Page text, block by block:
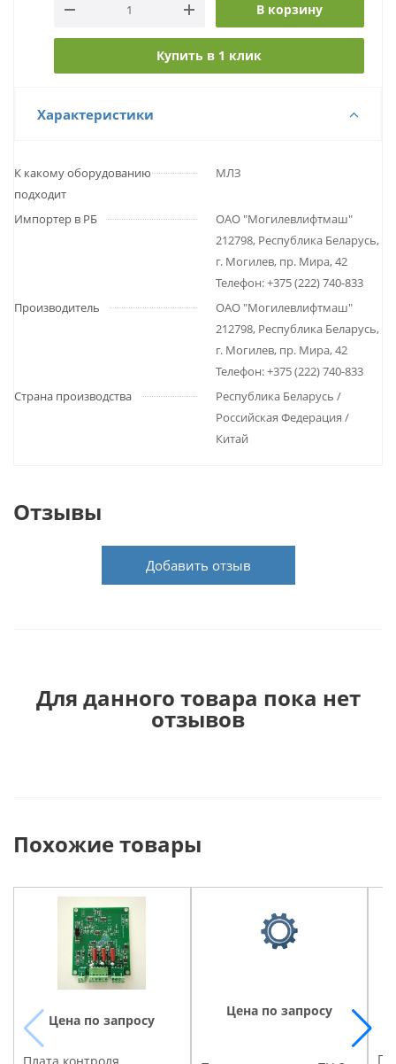
В корзину
Купить в 1 клик
Характеристики
К какому оборудованию
подходит
МЛЗ
Импортер в РБ
ОАО "Могилевлифтмаш"
212798, Республика Беларусь,
г. Могилев, пр. Мира, 42
Телефон: +375 (222) 740-833
Производитель
ОАО "Могилевлифтмаш"
212798, Республика Беларусь,
г. Могилев, пр. Мира, 42
Телефон: +375 (222) 740-833
Страна производства
Республика Беларусь /
Российская Федерация /
Китай
Отзывы
Добавить отзыв
Для данного товара пока нет
отзывов
Похожие товары
Цена по запросу
Цена по запросу